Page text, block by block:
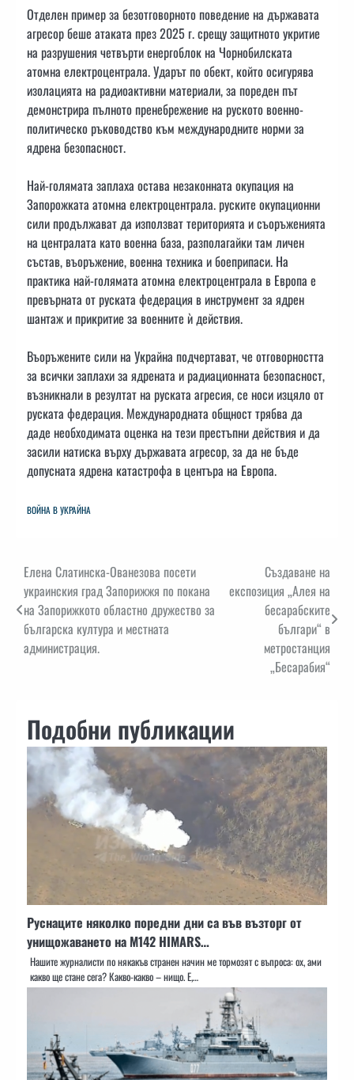
Отделен пример за безотговорното поведение на държавата
агресор беше атаката през 2025 г. срещу защитното укритие
на разрушения четвърти енергоблок на Чорнобилската
атомна електроцентрала. Ударът по обект, който осигурява
изолацията на радиоактивни материали, за пореден път
демонстрира пълното пренебрежение на руското военно-
политическо ръководство към международните норми за
ядрена безопасност.
Най-голямата заплаха остава незаконната окупация на
Запорожката атомна електроцентрала. руските окупационни
сили продължават да използват територията и съоръженията
на централата като военна база, разполагайки там личен
състав, въоръжение, военна техника и боеприпаси. На
практика най-голямата атомна електроцентрала в Европа е
превърната от руската федерация в инструмент за ядрен
шантаж и прикритие за военните ѝ действия.
Въоръжените сили на Украйна подчертават, че отговорността
за всички заплахи за ядрената и радиационната безопасност,
възникнали в резултат на руската агресия, се носи изцяло от
руската федерация. Международната общност трябва да
даде необходимата оценка на тези престъпни действия и да
засили натиска върху държавата агресор, за да не бъде
допусната ядрена катастрофа в центъра на Европа.
ВОЙНА В УКРАЙНА
Навигация
Елена Слатинска-Ованезова посети
украинския град Запорижжя по покана
на Запорижкото областно дружество за
българска култура и местната
администрация.
Създаване на
експозиция „Алея на
бесарабските
българи“ в
метростанция
„Бесарабия“
Подобни публикации
Руснаците няколко поредни дни са във възторг от
унищожаването на M142 HIMARS…
Нашите журналисти по някакъв странен начин ме тормозят с въпроса: ох, ами
какво ще стане сега? Какво-какво – нищо. Е,…